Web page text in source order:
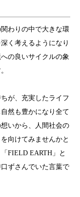
わりの中で大きな環
く考えるようになり
の良いサイクルの象
が、充実したライフ
然も豊かになり全て
いから、人間社会の
向けてみませんかと
FIELD EARTH」と
ずさんでいた言葉で